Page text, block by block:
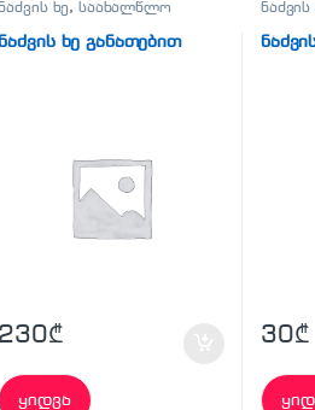
ხე, საახალწლო
ხე განათებით
230₾
ყიდვა
ნაძვის
30₾